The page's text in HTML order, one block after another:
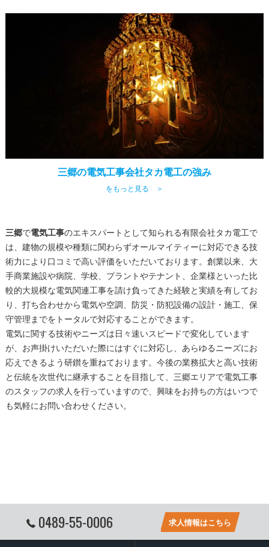
三郷の電気工事会社タカ電工の強み
をもっと見る ＞
三郷で電気工事のエキスパートとして知られる有限会社タカ電工で
は、建物の規模や種類に関わらずオールマイティーに対応できる技
術力により口コミで高い評価をいただいております。創業以来、大
手商業施設や病院、学校、プラントやテナント、企業様といった比
較的大規模な電気関連工事を請け負ってきた経験と実績を有してお
り、打ち合わせから電気や空調、防災・防犯設備の設計・施工、保
守管理までをトータルで対応することができます。
電気に関する技術やニーズは日々速いスピードで変化しています
が、お声掛けいただいた際にはすぐに対応し、あらゆるニーズにお
応えできるよう研鑚を重ねております。今後の業務拡大と高い技術
と伝統を次世代に継承することを目指して、 三郷エリアで電気工事
のスタッフの求人を行っていますので、興味をお持ちの方はいつで
も気軽にお問い合わせください。
0489-55-0006 求人情報はこちら